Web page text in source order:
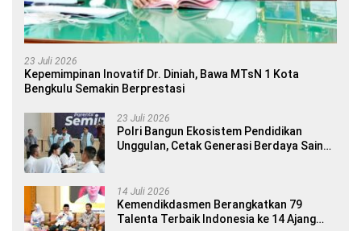
23 Juli 2026
Kepemimpinan Inovatif Dr. Diniah, Bawa MTsN 1 Kota
Bengkulu Semakin Berprestasi
23 Juli 2026
Polri Bangun Ekosistem Pendidikan
Unggulan, Cetak Generasi Berdaya Saing
14 Juli 2026
Kemendikdasmen Berangkatkan 79
Talenta Terbaik Indonesia ke 14 Ajang